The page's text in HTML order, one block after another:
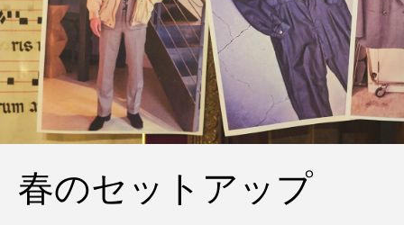
春のセットアップ